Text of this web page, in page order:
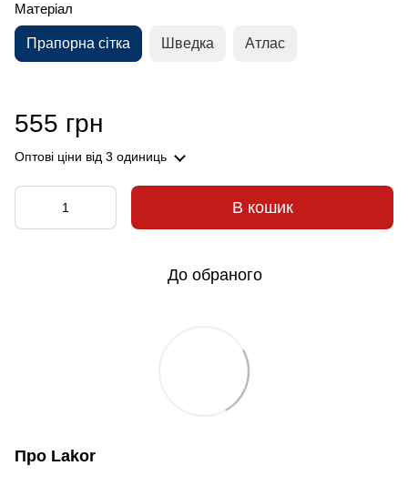
Матеріал
Прапорна сітка Шведка Атлас
555 грн
Оптові ціни від 3 одиниць
В кошик
До обраного
Про Lakor